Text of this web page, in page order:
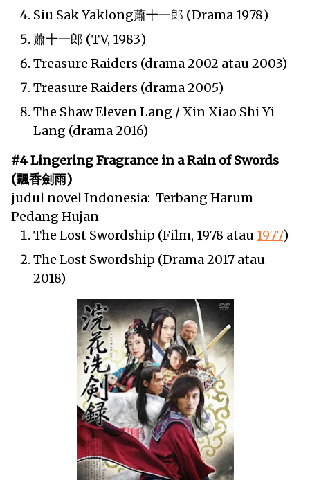
Siu Sak Yaklong蕭十一郎 (Drama 1978)
蕭十一郎 (TV, 1983)
Treasure Raiders (drama 2002 atau 2003)
Treasure Raiders (drama 2005)
The Shaw Eleven Lang / Xin Xiao Shi Yi
Lang (drama 2016)
#4 Lingering Fragrance in a Rain of Swords
(飄香劍雨)
judul novel Indonesia: Terbang Harum
Pedang Hujan
The Lost Swordship (Film, 1978 atau 1977)
The Lost Swordship (Drama 2017 atau
2018)